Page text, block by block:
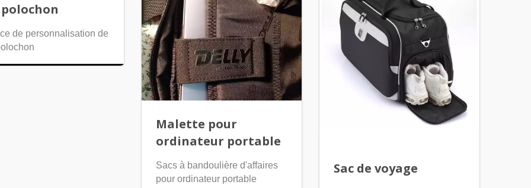
polochon
de personnalisation de
Malette pour
ordinateur portable
Sacs à bandoulière d'affaires
pour ordinateur portable
Sac de voyage